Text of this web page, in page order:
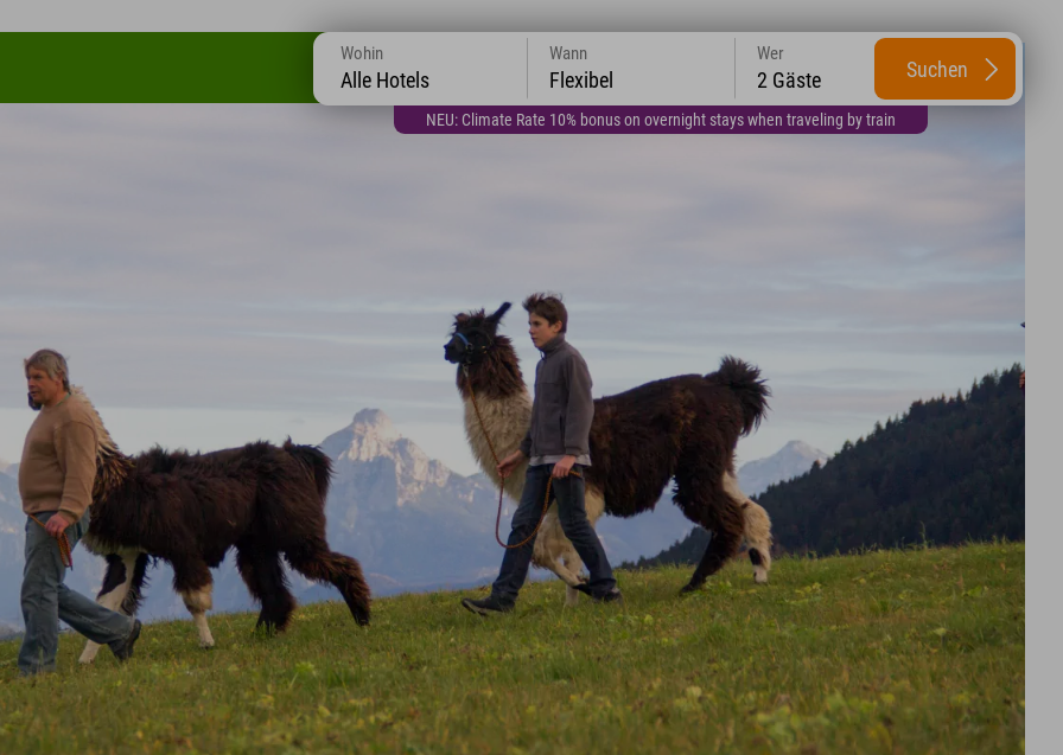
NEU: Climate Rate 10% bonus on overnight stays when traveling by train
Wohin
Alle Hotels
Wann
Flexibel
Wer
2 Gäste Suchen